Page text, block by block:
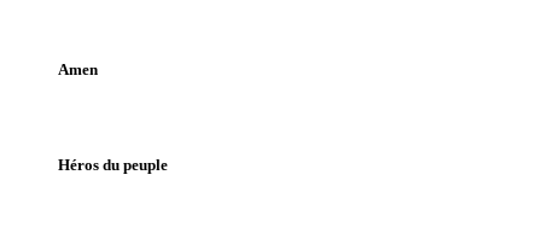
Amen
Héros du peuple